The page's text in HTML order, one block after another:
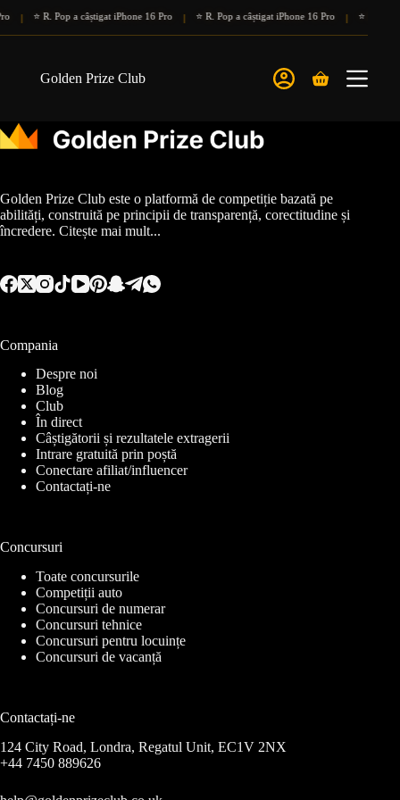
la
conținut
⭐ R. Pop a câștigat iPhone 16 Pro ⭐ R. Pop a câștigat iPhone 16 Pro ⭐ R. Pop
Golden Prize Club
Coș
Golden Prize Club este o platformă de competiție bazată pe
abilități, construită pe principii de transparență, corectitudine și
încredere. Citește mai mult...
Compania
Despre noi
Blog
Club
În direct
Câștigătorii și rezultatele extragerii
Intrare gratuită prin poștă
Conectare afiliat/influencer
Contactați-ne
Concursuri
Toate concursurile
Competiții auto
Concursuri de numerar
Concursuri tehnice
Concursuri pentru locuințe
Concursuri de vacanță
Contactați-ne
124 City Road, Londra, Regatul Unit, EC1V 2NX
+44 7450 889626